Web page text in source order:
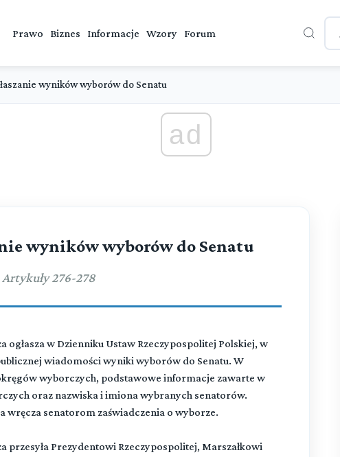
Prawo Biznes Informacje Wzory Forum
wyników wyborów do Senatu
ad
wyników wyborów do Senatu
Artykuły 276-278
ogłasza w Dzienniku Ustaw Rzeczypospolitej Polskiej, w
wiadomości wyniki wyborów do Senatu. W
wyborczych, podstawowe informacje zawarte w
oraz nazwiska i imiona wybranych senatorów.
wręcza senatorom zaświadczenia o wyborze.
przesyła Prezydentowi Rzeczypospolitej, Marszałkowi